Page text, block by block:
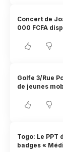
Concert de
000 FCFA
Golfe 3/Rue
de jeunes
Togo: Le PPT
badges «